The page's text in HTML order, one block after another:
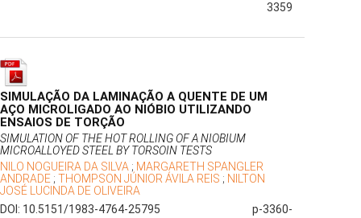
3359
SIMULAÇÃO DA LAMINAÇÃO A QUENTE DE UM
AÇO MICROLIGADO AO NIÓBIO UTILIZANDO
ENSAIOS DE TORÇÃO
SIMULATION OF THE HOT ROLLING OF A NIOBIUM
MICROALLOYED STEEL BY TORSOIN TESTS
NILO NOGUEIRA DA SILVA ; MARGARETH SPANGLER
ANDRADE ; THOMPSON JÚNIOR ÁVILA REIS ; NILTON
JOSÉ LUCINDA DE OLIVEIRA
DOI: 10.5151/1983-4764-25795
p-3360-